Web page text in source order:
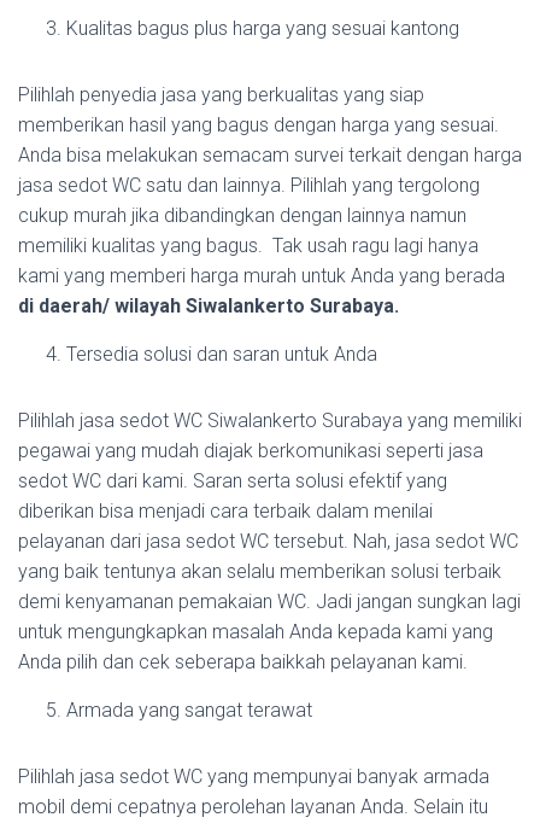
Kualitas bagus plus harga yang sesuai kantong
Pilihlah penyedia jasa yang berkualitas yang siap
memberikan hasil yang bagus dengan harga yang sesuai.
Anda bisa melakukan semacam survei terkait dengan harga
jasa sedot WC satu dan lainnya. Pilihlah yang tergolong
cukup murah jika dibandingkan dengan lainnya namun
memiliki kualitas yang bagus. Tak usah ragu lagi hanya
kami yang memberi harga murah untuk Anda yang berada
di daerah/ wilayah Siwalankerto Surabaya.
Tersedia solusi dan saran untuk Anda
Pilihlah jasa sedot WC Siwalankerto Surabaya yang memiliki
pegawai yang mudah diajak berkomunikasi seperti jasa
sedot WC dari kami. Saran serta solusi efektif yang
diberikan bisa menjadi cara terbaik dalam menilai
pelayanan dari jasa sedot WC tersebut. Nah, jasa sedot WC
yang baik tentunya akan selalu memberikan solusi terbaik
demi kenyamanan pemakaian WC. Jadi jangan sungkan lagi
untuk mengungkapkan masalah Anda kepada kami yang
Anda pilih dan cek seberapa baikkah pelayanan kami.
Armada yang sangat terawat
Pilihlah jasa sedot WC yang mempunyai banyak armada
mobil demi cepatnya perolehan layanan Anda. Selain itu